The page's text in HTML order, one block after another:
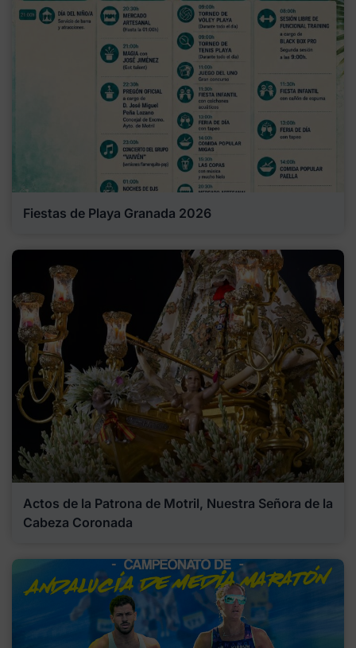
Fiestas de Playa Granada 2026
Actos de la Patrona de Motril, Nuestra Señora de la
Cabeza Coronada